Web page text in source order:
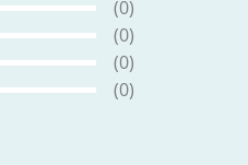
(0)
(0)
(0)
(0)